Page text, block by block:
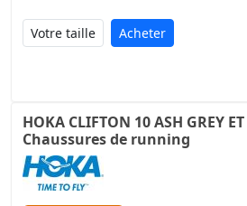
Acheter
HOKA CLIFTON 10 ASH GREY
Chaussures de running